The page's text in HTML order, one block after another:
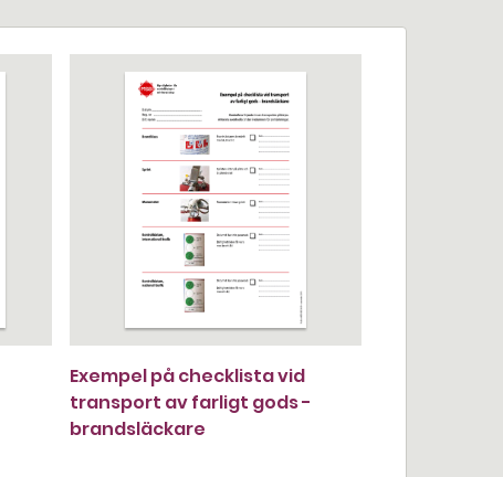
Exempel på checklista vid
transport av farligt gods -
brandsläckare